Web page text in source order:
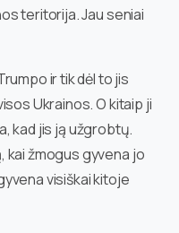
teritorija. Jau seniai
ir tik dėl to jis
Ukrainos. O kitaip ji
kad jis ją užgrobtų.
kai žmogus gyvena jo
visiškai kitoje